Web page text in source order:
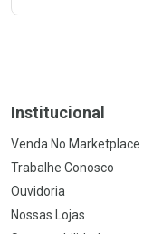
Institucional
Venda No Marketplace
Trabalhe Conosco
Ouvidoria
Nossas Lojas